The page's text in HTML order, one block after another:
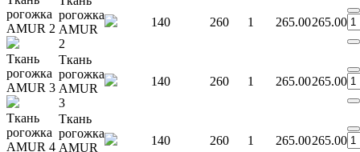
рогожка
AMUR 2
рогожка
AMUR
2
140 260 1 265.00265.00
Ткань
рогожка
AMUR 3
Ткань
рогожка
AMUR
3
140 260 1 265.00265.00
Ткань
рогожка
AMUR 4
Ткань
рогожка
AMUR
140 260 1 265.00265.00